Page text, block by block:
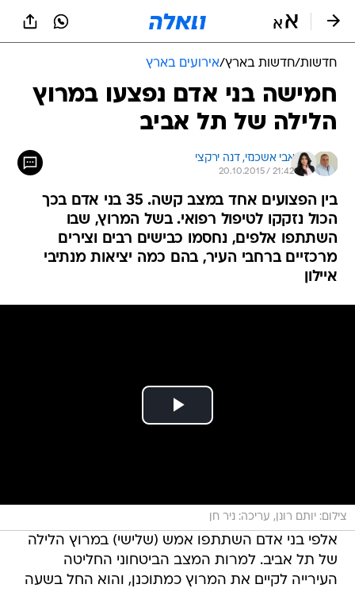
חדשות/חדשות בארץ/אירועים בארץ
חמישה בני אדם נפצעו במרוץ
הלילה של תל אביב
אבי אשכנזי, דנה ירקצי
20.10.2015 / 21:42
בין הפצועים אחד במצב קשה. 35 בני אדם בכך
הכול נזקקו לטיפול רפואי. בשל המרוץ, שבו
השתתפו אלפים, נחסמו כבישים רבים וצירים
מרכזיים ברחבי העיר, בהם כמה יציאות מנתיבי
איילון
צילום: יותם רונן, עריכה: ניר חן
אלפי בני אדם השתתפו אמש (שלישי) במרוץ הלילה
של תל אביב. למרות המצב הביטחוני החליטה
העירייה לקיים את המרוץ כמתוכנן, והוא החל בשעה